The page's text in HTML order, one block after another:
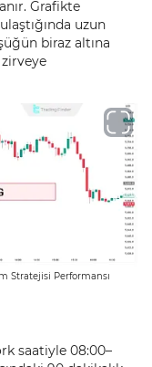
Grafikte
uzun
biraz altına
Stratejisi Performansı
saatiyle 08:00–